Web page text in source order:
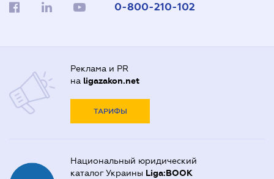
0-800-210-102
Реклама и PR
на ligazakon.net
ТАРИФЫ
Национальный юридический
каталог Украины Liga:BOOK